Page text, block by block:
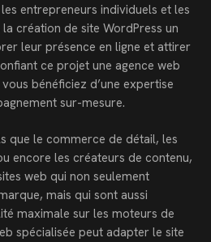
les entrepreneurs individuels et les
création de site WordPress un
leur présence en ligne et attirer
ce projet une agence web
bénéficiez d’une expertise
sur-mesure.
que le commerce de détail, les
encore les créateurs de contenu,
web qui non seulement
mais qui sont aussi
maximale sur les moteurs de
spécialisée peut adapter le site